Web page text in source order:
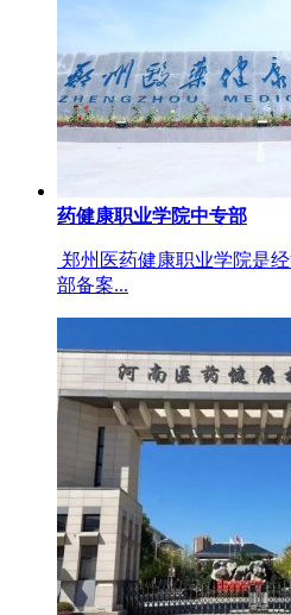
药健康职业学院中专部
郑州医药健康职业学院是
部备案...